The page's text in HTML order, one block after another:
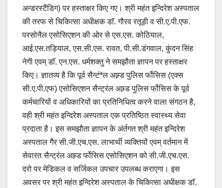
अन्डरस्टैंडिग) पर हस्ताक्षर किए गए। श्री महंत इन्दिरेश अस्पताल
की तरफ से चिकित्सा अधीक्षक डाॅ. गौरव रतूड़ी व सी.ए.पी.एफ.
परसोनैल एसोसिएशन की ओर से एस.एस. कोठियाल,
आई.एस.तड़ियाल, एस.सी.एस. रावत, पी.सी.डंगवाल, कुंदन सिंह
नेगी एवम् डाॅ. एन.एस. धर्मशक्तु ने समझौता ज्ञापन पर हस्ताक्षर
किए। ज्ञातव्य है कि पूर्व सैन्टंªल आम्र्ड पुलिस र्फोसिस (एक्स
सी.ए.पी.एफ) एसोसिएशन सैन्ट्रंल आम्र्ड पुलिस र्फोसिस के पूर्व
कर्मचारियों व अधिकारियों का प्रतिनिधित्व करने वाला संगठन है,
वही श्री महंत इन्दिरेश अस्पताल एक प्रतिष्ठित स्वास्थ्य सेवा
प्रदाता है। इस समझौता ज्ञापन के अंर्तगत श्री महंत इन्दिरेश
अस्पताल गैर सी.जी.एच.एस. लाभार्थी व्यक्तियों एवम् वर्तमान में
सेवारत सैन्ट्रंल आम्र्ड र्फोसिस एसोसिएशन को सी.जी.एच.एस.
दरो पर मेडिकल व सर्जिकल उपचार उपलब्ध कराएगा। इस
अवसर पर श्री महंत इन्दिरेश अस्पताल के चिकित्सा अधीक्षक डाॅ.